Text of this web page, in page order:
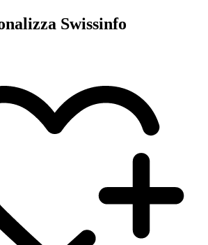
Swissinfo